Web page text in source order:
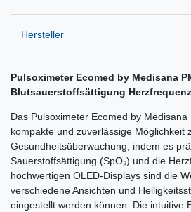
Hersteller
Pulsoximeter Ecomed by Medisana
Blutsauerstoffsättigung Herzfrequenz
Das Pulsoximeter Ecomed by
kompakte und zuverlässige Möglichkeit
Gesundheitsüberwachung, indem es
Sauerstoffsättigung (SpO₂) und die
hochwertigen OLED-Displays sind die
verschiedene Ansichten und
eingestellt werden können. Die intuitive